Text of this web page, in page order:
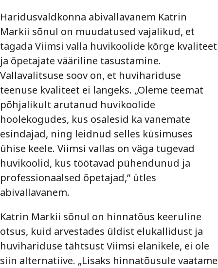
Haridusvaldkonna abivallavanem Katrin
Markii sõnul on muudatused vajalikud, et
tagada Viimsi valla huvikoolide kõrge kvaliteet
ja õpetajate vääriline tasustamine.
Vallavalitsuse soov on, et huvihariduse
teenuse kvaliteet ei langeks. „Oleme teemat
põhjalikult arutanud huvikoolide
hoolekogudes, kus osalesid ka vanemate
esindajad, ning leidnud selles küsimuses
ühise keele. Viimsi vallas on väga tugevad
huvikoolid, kus töötavad pühendunud ja
professionaalsed õpetajad,” ütles
abivallavanem.
Katrin Markii sõnul on hinnatõus keeruline
otsus, kuid arvestades üldist elukallidust ja
huvihariduse tähtsust Viimsi elanikele, ei ole
siin alternatiive. „Lisaks hinnatõusule vaatame